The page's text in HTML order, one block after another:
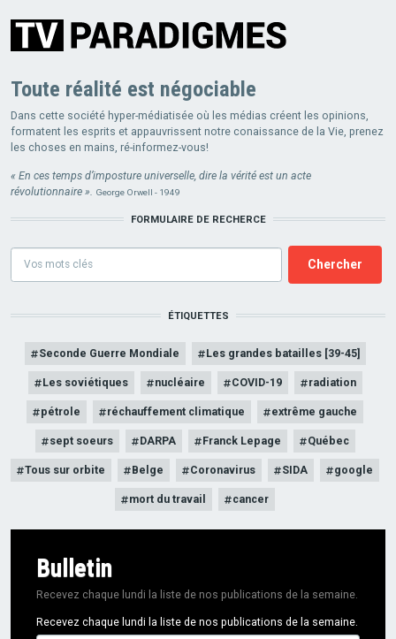
Toute réalité est négociable
Dans cette société hyper-médiatisée où les médias créent les opinions,
formatent les esprits et appauvrissent notre conaissance de la Vie, prenez
les choses en mains, ré-informez-vous!
« En ces temps d’imposture universelle, dire la vérité est un acte
révolutionnaire ».
George Orwell - 1949
FORMULAIRE DE RECHERCE
Formulaire
recherce
ÉTIQUETTES
Seconde Guerre Mondiale Les grandes batailles [39-45]
Les soviétiques nucléaire COVID-19 radiation
pétrole réchauffement climatique extrême gauche
sept soeurs DARPA Franck Lepage Québec
Tous sur orbite Belge Coronavirus SIDA google
mort du travail cancer
Bulletin
Recevez chaque lundi la liste de nos publications de la semaine.
Recevez chaque lundi la liste de nos publications de la semaine.